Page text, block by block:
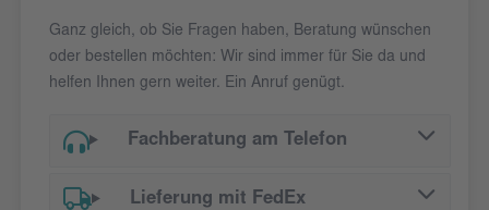
Ganz gleich, ob Sie Fragen haben, Beratung wünschen
oder bestellen möchten: Wir sind immer für Sie da und
helfen Ihnen gern weiter. Ein Anruf genügt.
Fachberatung am Telefon
Lieferung mit FedEx